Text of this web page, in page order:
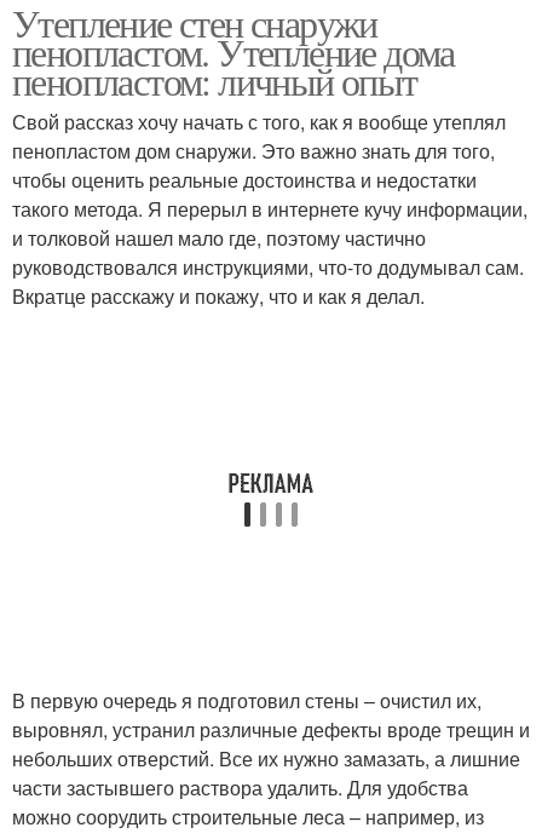
Утепление стен снаружи
пенопластом. Утепление дома
пенопластом: личный опыт
Свой рассказ хочу начать с того, как я вообще утеплял
пенопластом дом снаружи. Это важно знать для того,
чтобы оценить реальные достоинства и недостатки
такого метода. Я перерыл в интернете кучу информации,
и толковой нашел мало где, поэтому частично
руководствовался инструкциями, что-то додумывал сам.
Вкратце расскажу и покажу, что и как я делал.
В первую очередь я подготовил стены – очистил их,
выровнял, устранил различные дефекты вроде трещин и
небольших отверстий. Все их нужно замазать, а лишние
части застывшего раствора удалить. Для удобства
можно соорудить строительные леса – например, из